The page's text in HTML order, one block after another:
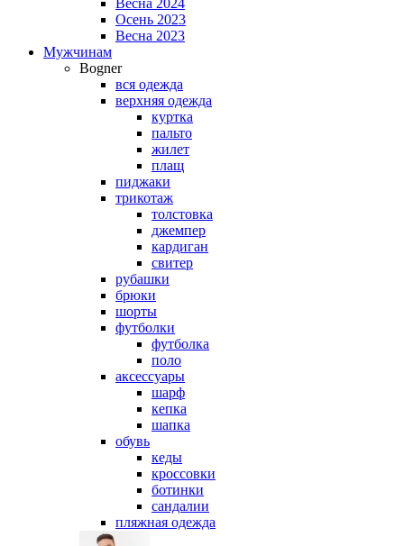
Весна 2024
Осень 2023
Весна 2023
Мужчинам
Bogner
вся одежда
верхняя одежда
куртка
пальто
жилет
плащ
пиджаки
трикотаж
толстовка
джемпер
кардиган
свитер
рубашки
брюки
шорты
футболки
футболка
поло
аксессуары
шарф
кепка
шапка
обувь
кеды
кроссовки
ботинки
сандалии
пляжная одежда